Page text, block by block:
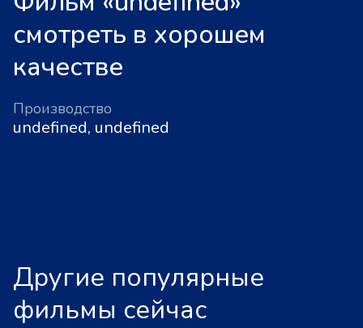
смотреть в хорошем
качестве
Производство
undefined, undefined
Другие популярные
фильмы сейчас